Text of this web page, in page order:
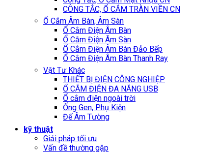
CÔNG TẮC, Ổ CẮM TRÀN VIỀN CN
Ổ Cắm Âm Bàn, Âm Sàn
Ổ Cắm Điện Âm Bàn
Ổ Cắm Điện Âm Sàn
Ổ Cắm Điện Âm Bàn Đảo Bếp
Ổ Cắm Điện Âm Bàn Thanh Ray
Vật Tư Khác
THIẾT BỊ ĐIỆN CÔNG NGHIỆP
Ổ CẮM ĐIỆN ĐA NĂNG USB
Ổ cắm điện ngoài trời
Ống Gen, Phụ Kiện
Đế Âm Tường
kỹ thuật
Giải pháp tối ưu
Vấn đề thường gặp